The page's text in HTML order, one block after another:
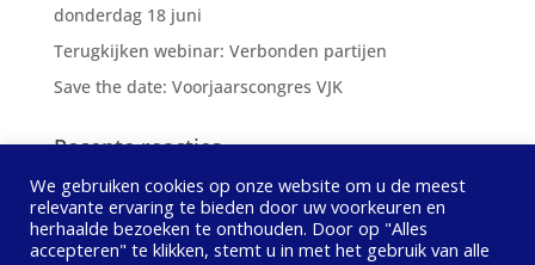
donderdag 18 juni
Terugkijken webinar: Verbonden partijen
Save the date: Voorjaarscongres VJK
Recente reacties
We gebruiken cookies op onze website om u de meest
relevante ervaring te bieden door uw voorkeuren en
herhaalde bezoeken te onthouden. Door op "Alles
accepteren" te klikken, stemt u in met het gebruik van alle